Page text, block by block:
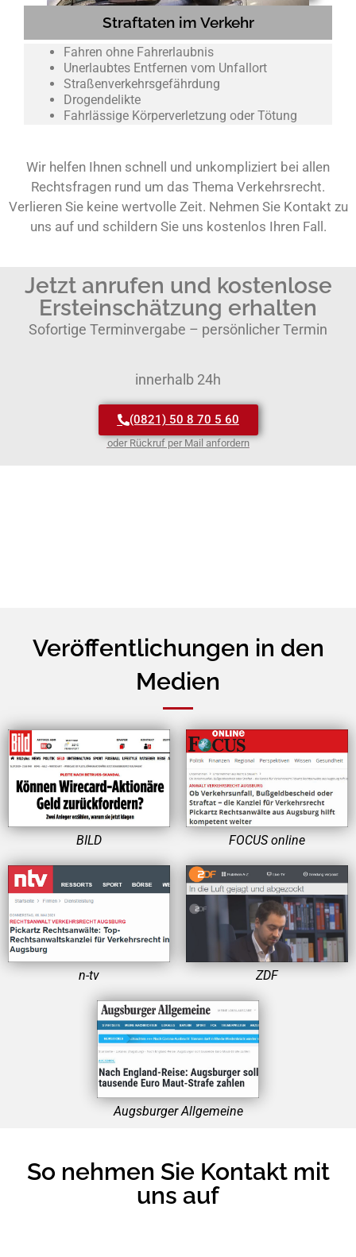
Straftaten im Verkehr
Fahren ohne Fahrerlaubnis
Unerlaubtes Entfernen vom Unfallort
Straßenverkehrsgefährdung
Drogendelikte
Fahrlässige Körperverletzung oder Tötung
Wir helfen Ihnen schnell und unkompliziert bei allen
Rechtsfragen rund um das Thema Verkehrsrecht.
Verlieren Sie keine wertvolle Zeit. Nehmen Sie Kontakt zu
uns auf und schildern Sie uns kostenlos Ihren Fall.
Jetzt anrufen und kostenlose
Ersteinschätzung erhalten
Sofortige Terminvergabe – persönlicher Termin
innerhalb 24h
(0821) 50 8 70 5 60
oder Rückruf per Mail anfordern
Veröffentlichungen in den
Medien
BILD FOCUS online
n-tv ZDF
Augsburger Allgemeine
So nehmen Sie Kontakt mit
uns auf